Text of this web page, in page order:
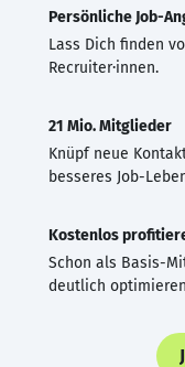
Persönliche Job-
Lass Dich finden
Recruiter·innen.
21 Mio. Mitglieder
Knüpf neue
besseres Job-
Kostenlos
Schon als Basis-
deutlich